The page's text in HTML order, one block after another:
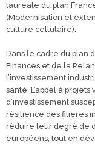
lauréate du plan
(Modernisation et
culture cellulaire).
Dans le cadre du plan
Finances et de la
l’investissement
santé. L’appel à
d’investissement
résilience des filières
réduire leur degré de
européens, tout en